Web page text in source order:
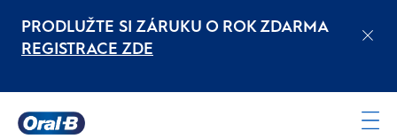
PRODLUŽTE SI ZÁRUKU O ROK ZDARMA
REGISTRACE ZDE